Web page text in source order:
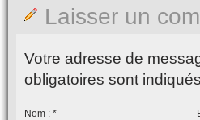
Laisser un
Votre adresse de
obligatoires sont
Nom : *